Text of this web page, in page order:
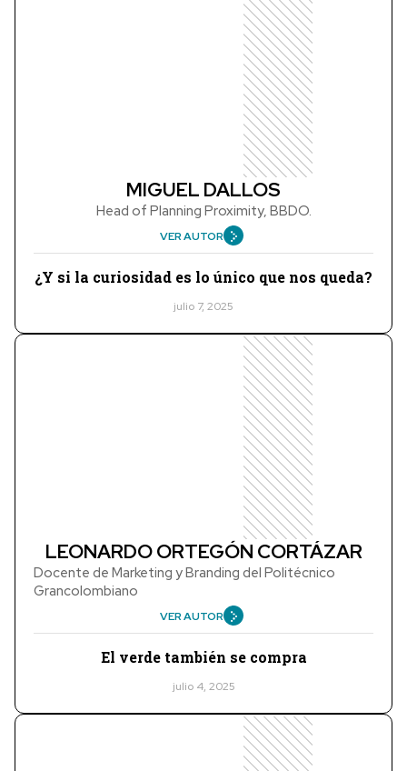
MIGUEL DALLOS
Head of Planning Proximity, BBDO.
VER AUTOR
¿Y si la curiosidad es lo único que nos queda?
julio 7, 2025
LEONARDO ORTEGÓN CORTÁZAR
Docente de Marketing y Branding del Politécnico
Grancolombiano
VER AUTOR
El verde también se compra
julio 4, 2025